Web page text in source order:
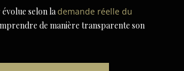
selon lademande réelle du
de manière transparente son